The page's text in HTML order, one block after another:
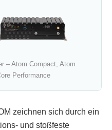
– Atom Compact, Atom
Performance
zeichnen sich durch ein
und stoßfeste